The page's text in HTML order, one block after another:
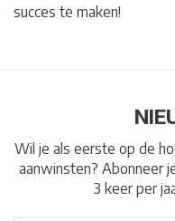
succes te maken!
Wil je als eerste op de
aanwinsten? Abonneer
3 keer per